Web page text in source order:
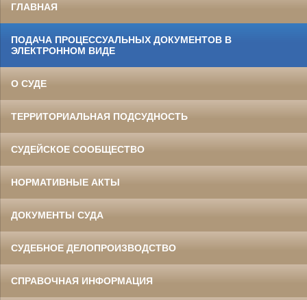
ГЛАВНАЯ
ПОДАЧА ПРОЦЕССУАЛЬНЫХ ДОКУМЕНТОВ В
ЭЛЕКТРОННОМ ВИДЕ
О СУДЕ
ТЕРРИТОРИАЛЬНАЯ ПОДСУДНОСТЬ
СУДЕЙСКОЕ СООБЩЕСТВО
НОРМАТИВНЫЕ АКТЫ
ДОКУМЕНТЫ СУДА
СУДЕБНОЕ ДЕЛОПРОИЗВОДСТВО
СПРАВОЧНАЯ ИНФОРМАЦИЯ